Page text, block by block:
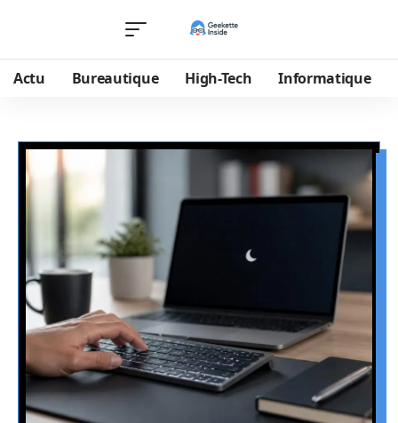
Actu Bureautique High-Tech Informatique